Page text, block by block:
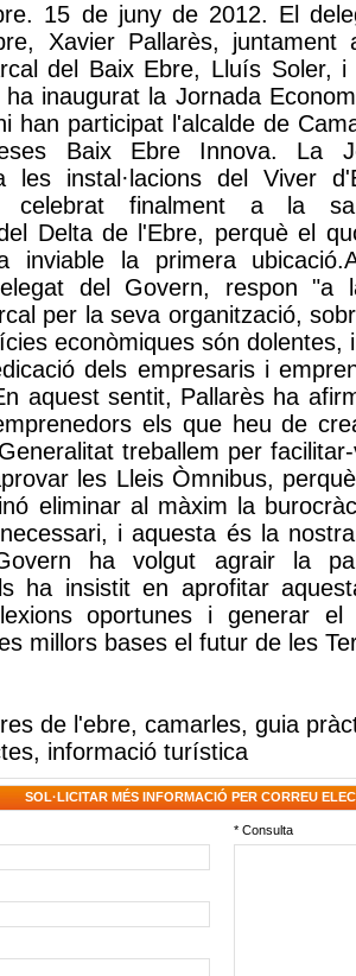
15 de juny de 2012. El
Xavier Pallarès, juntament
del Baix Ebre, Lluís Soler,
ha inaugurat la Jornada
han participat l'alcalde de
Baix Ebre Innova. La
les instal·lacions del Viver
celebrat finalment a la
Delta de l'Ebre, perquè el
inviable la primera
del Govern, respon "a
per la seva organització,
econòmiques són dolentes,
dels empresaris i
aquest sentit, Pallarès ha
els que heu de
treballem per
les Lleis Òmnibus,
eliminar al màxim la
i aquesta és la
ha volgut agrair la
ha insistit en aprofitar
oportunes i generar el
millors bases el futur de les
de l'ebre, camarles, guia
, informació turística
SOL·LICITAR MÉS INFORMACIÓ PER CORREU
* Consulta